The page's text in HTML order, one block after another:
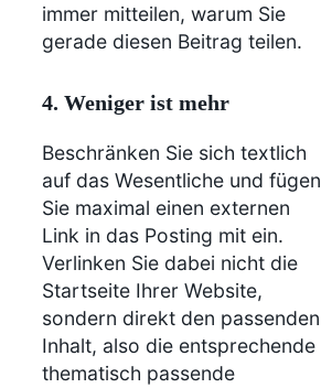
immer mitteilen, warum Sie
gerade diesen Beitrag teilen.
4. Weniger ist mehr
Beschränken Sie sich textlich
auf das Wesentliche und fügen
Sie maximal einen externen
Link in das Posting mit ein.
Verlinken Sie dabei nicht die
Startseite Ihrer Website,
sondern direkt den passenden
Inhalt, also die entsprechende
thematisch passende